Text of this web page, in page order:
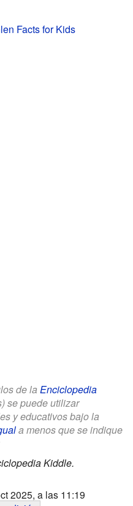
Facts for Kids
de la Enciclopedia
se puede utilizar
y educativos bajo la
a menos que se indique
Kiddle.
2025, a las 11:19